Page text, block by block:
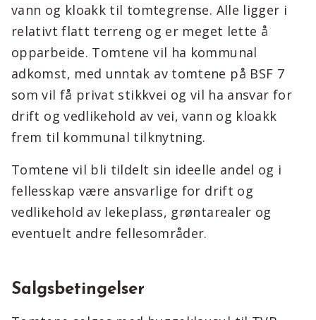
vann og kloakk til tomtegrense. Alle ligger i
relativt flatt terreng og er meget lette å
opparbeide. Tomtene vil ha kommunal
adkomst, med unntak av tomtene på BSF 7
som vil få privat stikkvei og vil ha ansvar for
drift og vedlikehold av vei, vann og kloakk
frem til kommunal tilknytning.
Tomtene vil bli tildelt sin ideelle andel og i
fellesskap være ansvarlige for drift og
vedlikehold av lekeplass, grøntarealer og
eventuelt andre fellesområder.
Salgsbetingelser